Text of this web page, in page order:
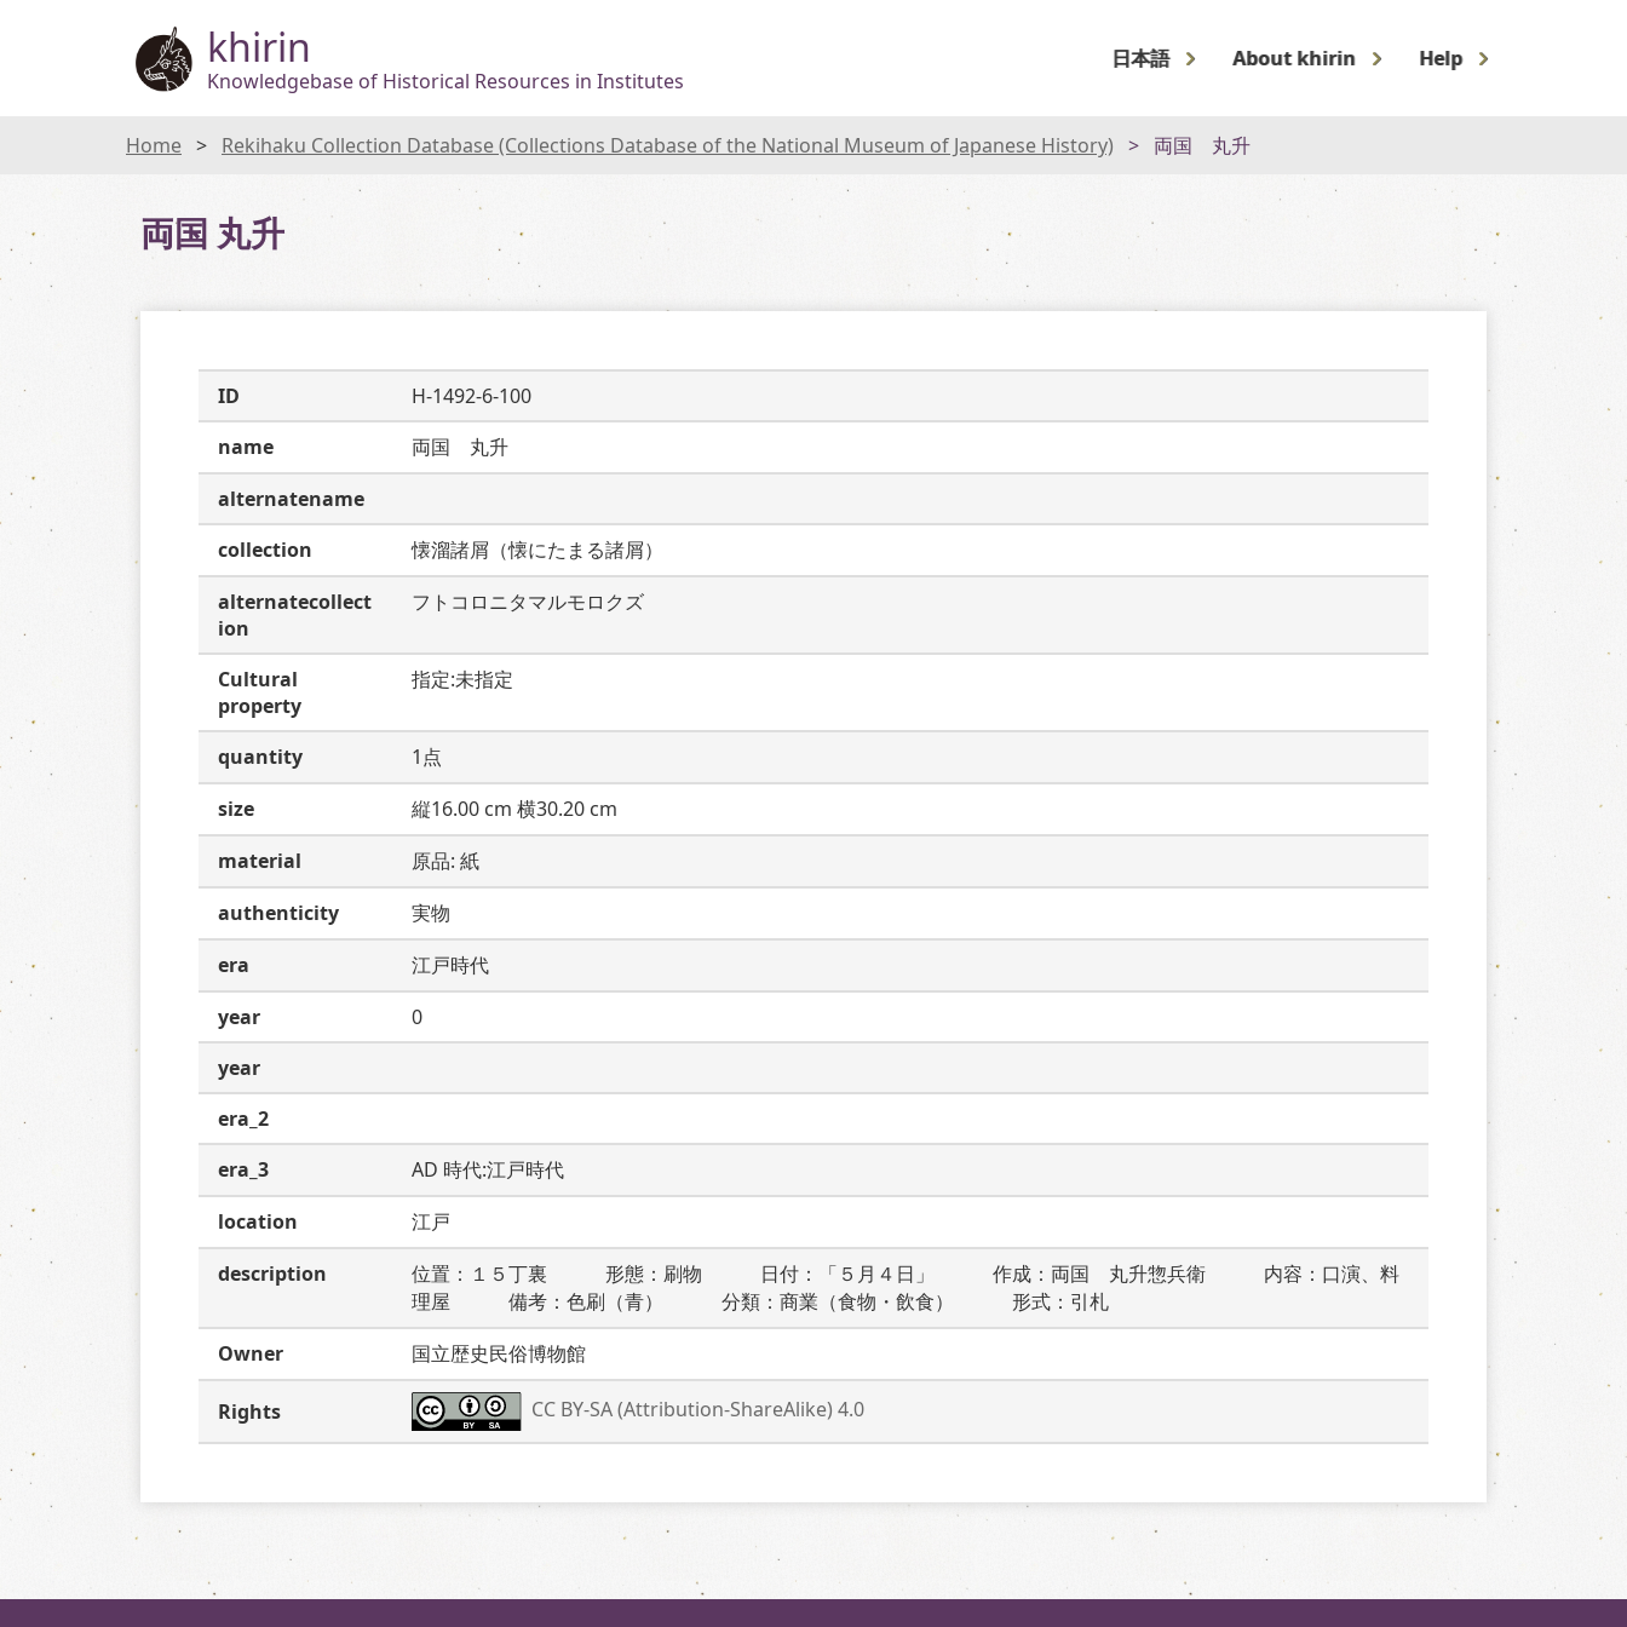
khirin
Knowledgebase of Historical Resources in Institutes
日本語 About khirin Help
Home Rekihaku Collection Database (Collections Database of the National Museum of Japanese History) 両国 丸升
両国 丸升
ID
H-1492-6-100
name
両国　丸升
alternatename
collection
懐溜諸屑（懐にたまる諸屑）
alternatecollect
ion
フトコロニタマルモロクズ
Cultural
property
指定:未指定
quantity
1点
size
縦16.00 cm 横30.20 cm
material
原品: 紙
authenticity
実物
era
江戸時代
year
0
year
era_2
era_3
AD 時代:江戸時代
location
江戸
description
位置：１５丁裏　　　形態：刷物　　　日付：「５月４日」　　　作成：両国　丸升惣兵衛　　　内容：口演、料
理屋　　　備考：色刷（青）　　　分類：商業（食物・飲食）　　　形式：引札
Owner
国立歴史民俗博物館
Rights CC BY-SA (Attribution-ShareAlike) 4.0